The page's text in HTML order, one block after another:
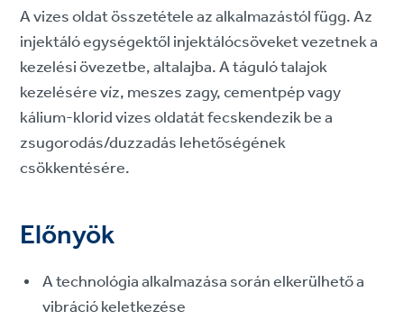
A vizes oldat összetétele az alkalmazástól függ. Az
injektáló egységektől injektálócsöveket vezetnek a
kezelési övezetbe, altalajba. A táguló talajok
kezelésére víz, meszes zagy, cementpép vagy
kálium-klorid vizes oldatát fecskendezik be a
zsugorodás/duzzadás lehetőségének
csökkentésére.
Előnyök
A technológia alkalmazása során elkerülhető a
vibráció keletkezése